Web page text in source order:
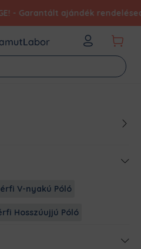
- Garantált ajándék
V-nyakú Póló
Hosszúujjú Póló